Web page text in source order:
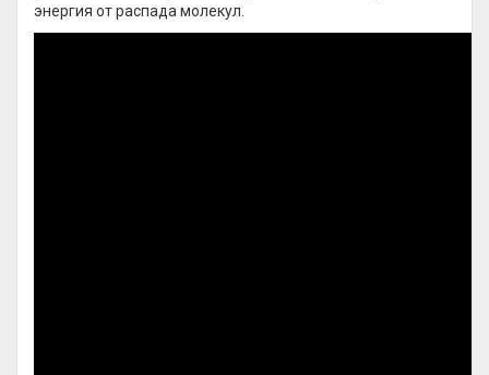
энергия от распада молекул.